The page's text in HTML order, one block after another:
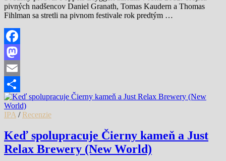
pivných nadšencov Daniel Granath, Tomas Kaudern a Thomas
Fihlman sa stretli na pivnom festivale rok predtým …
Facebook
Mastodon
Email
Share
IPA / Recenzie
Keď spolupracuje Čierny kameň a Just
Relax Brewery (New World)